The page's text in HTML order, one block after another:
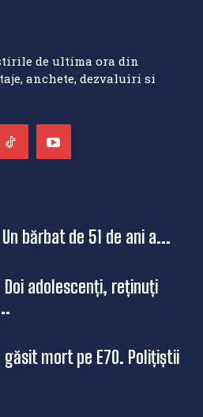
de ultima ora din
anchete, dezvaluiri si
bărbat de 51 de ani a...
Doi adolescenți, reținuți
găsit mort pe E70. Polițiștii